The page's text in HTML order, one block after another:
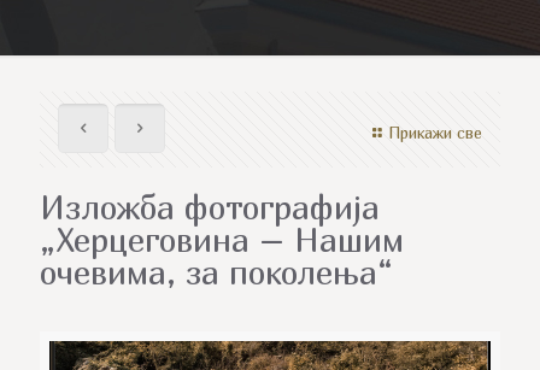
Прикажи све
Изложба фотографија
„Херцеговина – Нашим
очевима, за поколења“